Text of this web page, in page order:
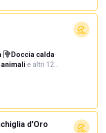
· Doccia calda·
·e altri 12…
d'Oro